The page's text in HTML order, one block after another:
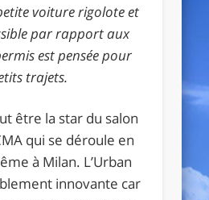
voiture rigolote et
par rapport aux
est pensée pour
trajets.
être la star du salon
qui se déroule en
à Milan. L’Urban
innovante car